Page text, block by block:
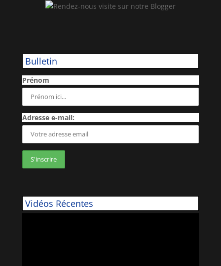
Bulletin
Prénom
Adresse e-mail:
Vidéos Récentes